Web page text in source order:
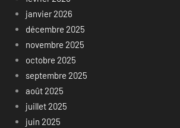
janvier 2026
décembre 2025
novembre 2025
octobre 2025
septembre 2025
août 2025
juillet 2025
juin 2025